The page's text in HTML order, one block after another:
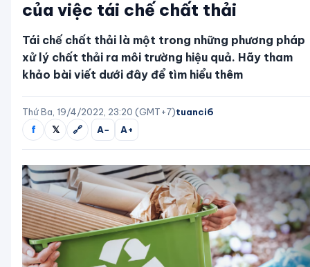
của việc tái chế chất thải
Tái chế chất thải là một trong những phương pháp
xử lý chất thải ra môi trường hiệu quả. Hãy tham
khảo bài viết dưới đây để tìm hiểu thêm
Thứ Ba, 19/4/2022, 23:20 (GMT+7)tuanci6
f 𝕏 🔗 A− A+